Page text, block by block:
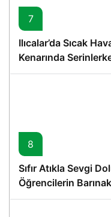
7
Ilıcalar’da Sıcak
Kenarında
8
Sıfır Atıkla Sevgi
Öğrencilerin
Proje